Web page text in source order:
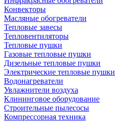
Конвекторы
Масляные обогреватели
Тепловые завесы
Тепловентиляторы
Тепловые пушки
Газовые тепловые пушки
Дизельные тепловые пушки
Электрические тепловые пушки
Водонагреватели
Увлажнители воздуха
Клининговое оборудование
Строительные пылесосы
Компрессорная техника